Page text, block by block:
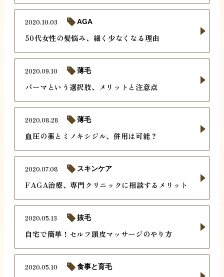
50代女性の髪悩み、細く少なくなる理由
2020.10.03 AGA
パーマという選択肢、メリットと注意点
2020.09.10 薄毛
血圧の薬とミノキシジル、併用は可能？
2020.08.28 薄毛
FAGA治療、専門クリニックに相談するメリット
2020.07.08 スキンケア
自宅で簡単！セルフ頭皮マッサージのやり方
2020.05.13 抜毛
2020.05.10 食事と育毛